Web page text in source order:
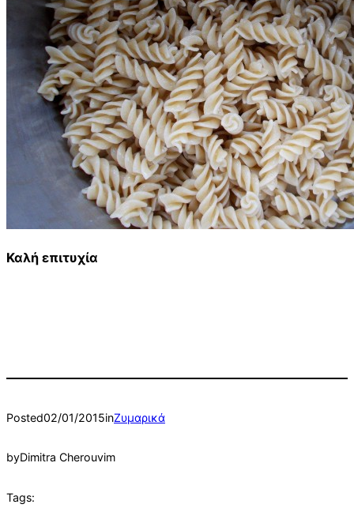
Καλή επιτυχία
Posted02/01/2015inΖυμαρικά
byDimitra Cherouvim
Tags: